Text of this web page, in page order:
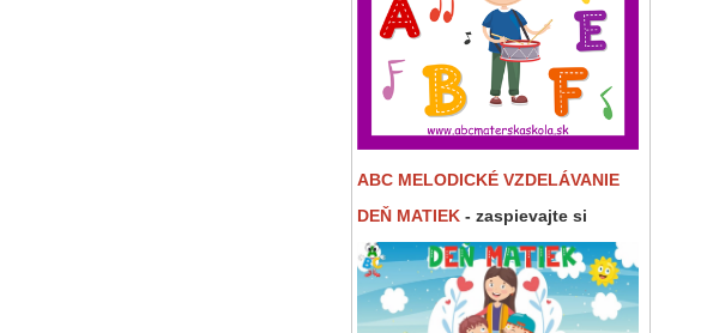
ABC MELODICKÉ VZDELÁVANIE
DEŇ MATIEK - zaspievajte si